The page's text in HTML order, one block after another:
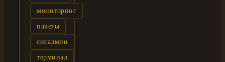
мониторинг
пакеты
сисадмин
терминал